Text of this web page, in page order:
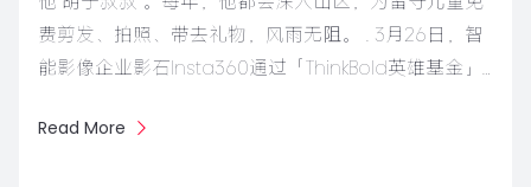
费剪发、拍照、带去礼物，风雨无阻。 . 3月26日，智
能影像企业影石Insta360通过「ThinkBold英雄基金」…
Read More